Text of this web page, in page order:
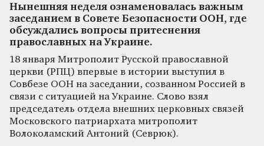
Нынешняя неделя ознаменовалась важным
заседанием в Совете Безопасности ООН, где
обсуждались вопросы притеснения
православных на Украине.
18 января Митрополит Русской православной
церкви (РПЦ) впервые в истории выступил в
Совбезе ООН на заседании, созванном Россией в
связи с ситуацией на Украине. Слово взял
председатель отдела внешних церковных связей
Московского патриархата митрополит
Волоколамский Антоний (Севрюк).